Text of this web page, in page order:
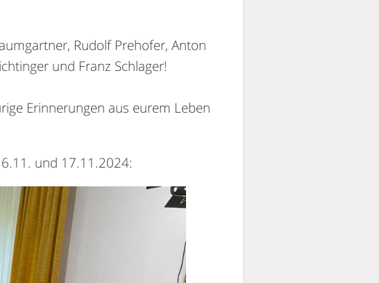
Rudolf Prehofer, Anton
und Franz Schlager!
Erinnerungen aus eurem Leben
und 17.11.2024: